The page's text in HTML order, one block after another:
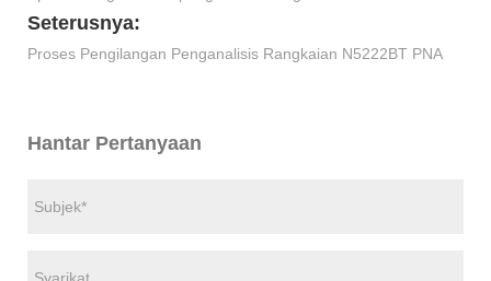
Seterusnya:
Proses Pengilangan Penganalisis Rangkaian N5222BT PNA
Hantar Pertanyaan